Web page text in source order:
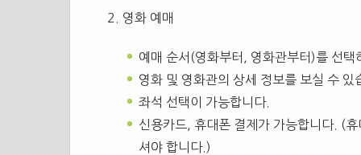
영화 예매
예매 순서(영화부터, 영화관부터)를 선택
영화 및 영화관의 상세 정보를 보실 수 있
좌석 선택이 가능합니다.
신용카드, 휴대폰 결제가 가능합니다. (
셔야 합니다.)